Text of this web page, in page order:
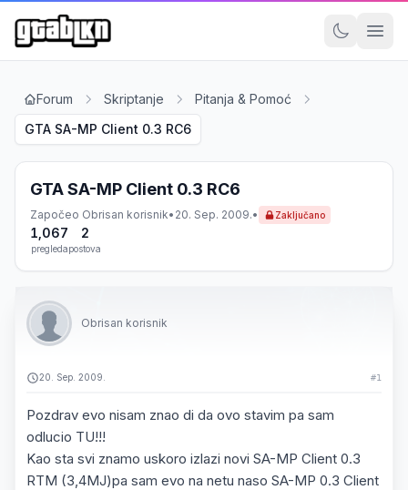
Forum Skriptanje
Pitanja & Pomoć
GTA SA-MP Client 0.3 RC6
GTA SA-MP Client 0.3 RC6
Započeo Obrisan korisnik• 20. Sep. 2009.• Zaključano
1,067
pregleda
2
postova
Obrisan korisnik
20. Sep. 2009. #1
Pozdrav evo nisam znao di da ovo stavim pa sam
odlucio TU!!!
Kao sta svi znamo uskoro izlazi novi SA-MP Client 0.3
RTM (3,4MJ)pa sam evo na netu naso SA-MP 0.3 Client